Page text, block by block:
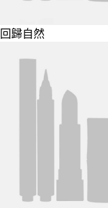
回歸自然